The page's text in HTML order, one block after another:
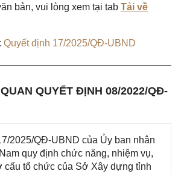
bản, vui lòng xem tại tab Tải về
Quyết định 17/2025/QĐ-UBND
QUYẾT ĐỊNH 08/2022/QĐ-
2025/QĐ-UBND của Ủy ban nhân
quy định chức năng, nhiệm vụ,
cấu tổ chức của Sở Xây dựng tỉnh